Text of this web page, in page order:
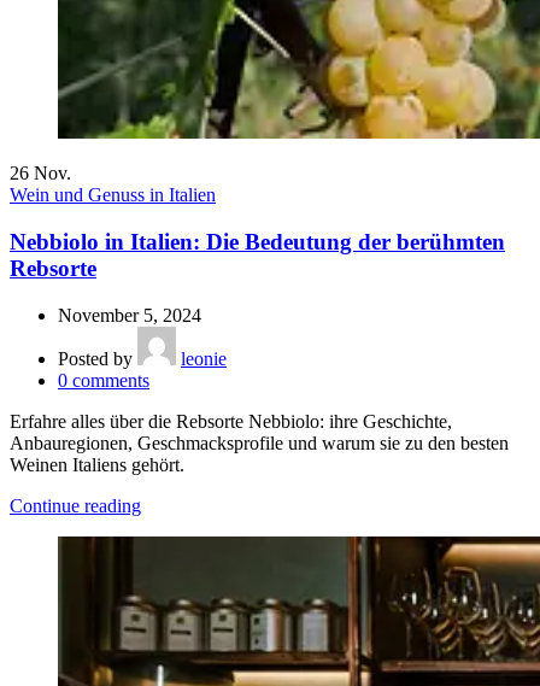
26 Nov.
Wein und Genuss in Italien
Nebbiolo in Italien: Die Bedeutung der berühmten
Rebsorte
November 5, 2024
Posted by
leonie
0 comments
Erfahre alles über die Rebsorte Nebbiolo: ihre Geschichte,
Anbauregionen, Geschmacksprofile und warum sie zu den besten
Weinen Italiens gehört.
Continue reading